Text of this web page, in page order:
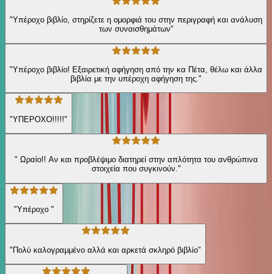
"Υπέροχο βιβλίο, στηρίζετε η ομορφιά του στην περιγραφή και ανάλυση
των συναισθημάτων"
"Υπέροχο βιβλίο! Εξαιρετική αφήγηση από την κα Πέτα, θέλω και άλλα
βιβλία με την υπέροχη αφήγηση της."
"ΥΠΕΡΟΧΟ!!!!!"
" Ωραίο!! Αν και προβλέψιμο διατηρεί στην απλότητα του ανθρώπινα
στοιχεία που συγκινούν."
"Υπέροχο "
"Πολύ καλογραμμένο αλλά και αρκετά σκληρό βιβλίο"